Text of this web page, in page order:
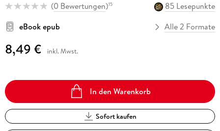
(0 Bewertungen)15
85 Lesepunkte
eBook epub
Alle 2 Formate
8,49 € inkl. Mwst.
In den Warenkorb
Sofort kaufen